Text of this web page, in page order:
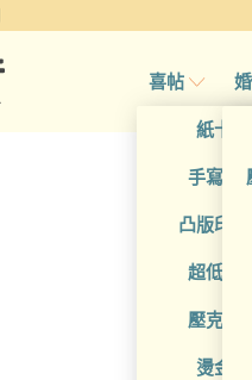
喜帖
紙卡
手寫風
凸版印
超低價
壓克力
燙金